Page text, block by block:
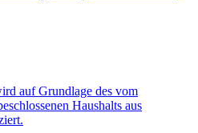
auf Grundlage des vom
Haushalts aus